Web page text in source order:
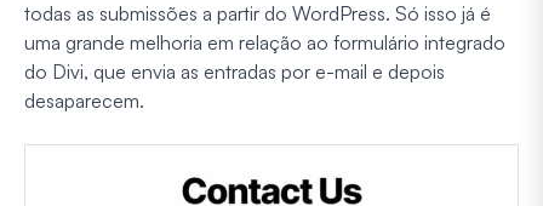
todas as submissões a partir do WordPress. Só isso já é
uma grande melhoria em relação ao formulário integrado
do Divi, que envia as entradas por e-mail e depois
desaparecem.